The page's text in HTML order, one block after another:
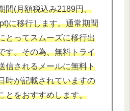
間(月額税込み2189円、
に移行します。通常期間
とってスムーズに移行出
す。その為、無料トライ
信されるメールに無料ト
時が記載されていますの
とをおすすめします。